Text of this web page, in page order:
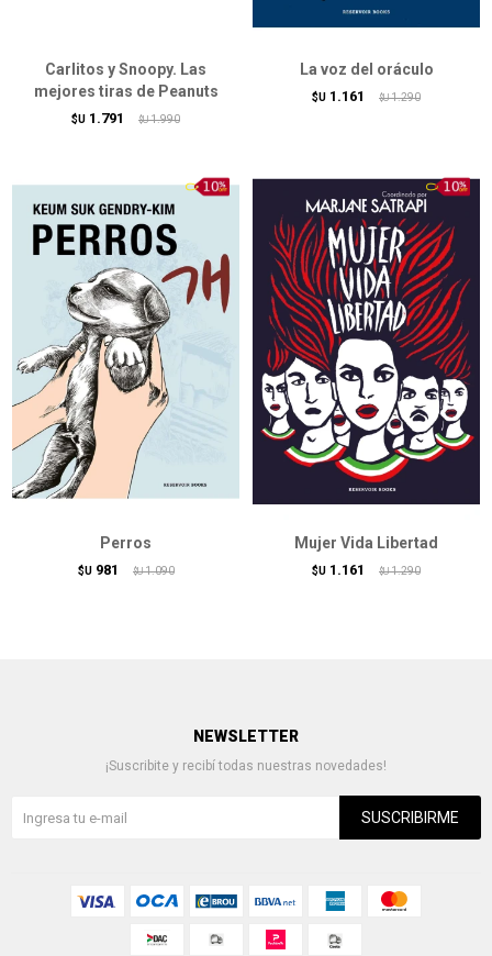
Carlitos y Snoopy. Las
mejores tiras de Peanuts
$U 1.791 $U 1.990
La voz del oráculo
$U 1.161 $U 1.290
Perros
$U 981 $U 1.090
Mujer Vida Libertad
$U 1.161 $U 1.290
NEWSLETTER
¡Suscribite y recibí todas nuestras novedades!
SUSCRIBIRME